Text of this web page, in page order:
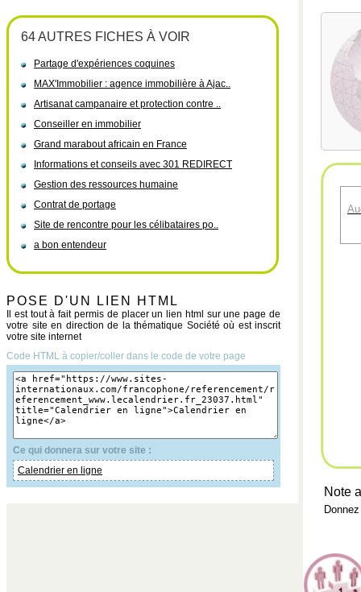
64 AUTRES FICHES À VOIR
Partage d'expériences coquines
MAX'Immobilier : agence immobilière à Ajac..
Artisanat campanaire et protection contre ..
Conseiller en immobilier
Grand marabout africain en France
Informations et conseils avec 301 REDIRECT
Gestion des ressources humaine
Contrat de portage
Site de rencontre pour les célibataires po..
a bon entendeur
POSE D'UN LIEN HTML
Il est tout à fait permis de placer un lien html sur une page de
votre site en direction de la thématique Société où est inscrit
votre site internet
Code HTML à copier/coller dans le code de votre page
Ce qui donnera sur votre site :
Calendrier en ligne
Note